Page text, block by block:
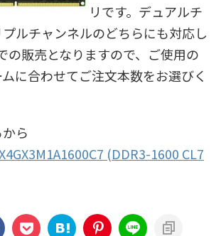
リです。デュアルチ
ルチャンネルのどちらにも対応し
の販売となりますので、ご使用の
に合わせてご注文本数をお選びく
ら
(DDR3-1600 CL7